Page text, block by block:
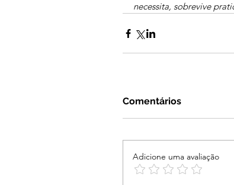
necessita, sobrevive
Comentários
Adicione uma avaliação